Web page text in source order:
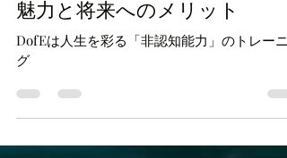
子育て
【デューク・オブ・エディンバ
ラ賞とは？】イギリスの子供た
ちが挑む自己成長プログラムの
魅力と将来へのメリット